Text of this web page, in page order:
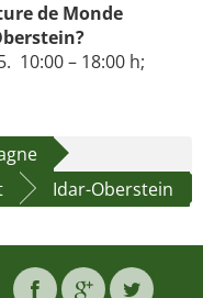
de Monde
10:00 – 18:00 h;
Idar-Oberstein